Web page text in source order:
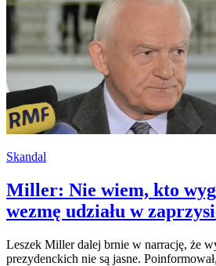
Skandal
Miller: Nie wiem, kto
wezmę udziału w
Leszek Miller dalej brnie w narrację, że
prezydenckich nie są jasne.